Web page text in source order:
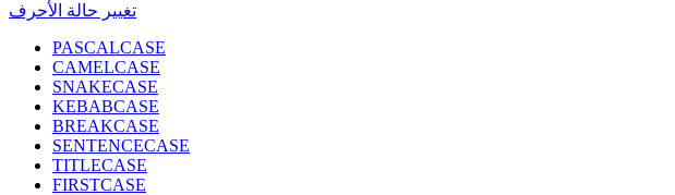
تغيير حالة الأحرف
PASCALCASE
CAMELCASE
SNAKECASE
KEBABCASE
BREAKCASE
SENTENCECASE
TITLECASE
FIRSTCASE